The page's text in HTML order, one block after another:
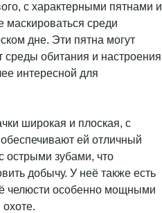
с характерными пятнами и
маскироваться среди
дне. Эти пятна могут
среды обитания и настроения
интересной для
широкая и плоская, с
ей отличный
острыми зубами, что
добычу. У неё также есть
челюсти особенно мощными